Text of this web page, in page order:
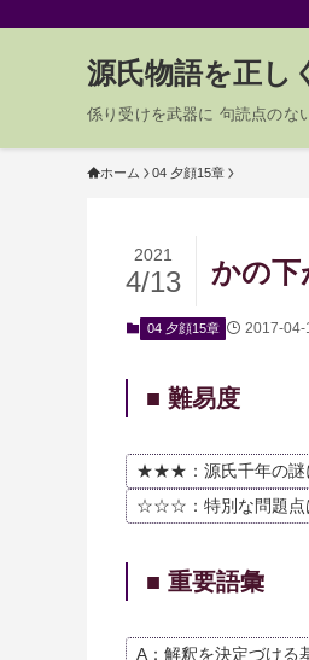
源氏物語を正し
係り受けを武器に 句読点のな
ホーム 04 夕顔15章
かの下
2021
4/13
04 夕顔15章 2017-04-
■ 難易度
★★★：源氏千年の謎
☆☆☆：特別な問題点
■ 重要語彙
A：解釈を決定づける